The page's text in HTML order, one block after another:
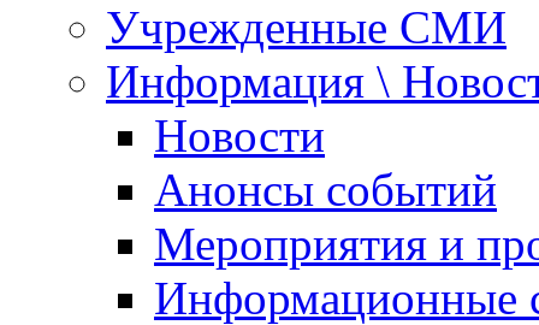
Учрежденные СМИ
Информация \
Новости
Анонсы событий
Мероприятия и
Информационные